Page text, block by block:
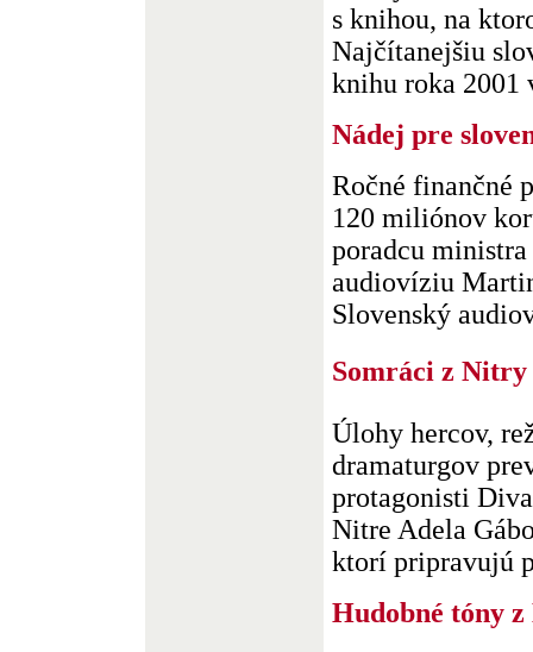
s knihou, na
Najčítanejšiu
knihu roka 2001
Nádej pre
Ročné finančné
120 miliónov
poradcu
audiovíziu
Slovenský
Somráci z Nitry
Úlohy hercov,
dramaturgov
protagonisti
Nitre Adela
ktorí pripravujú
Hudobné tóny z